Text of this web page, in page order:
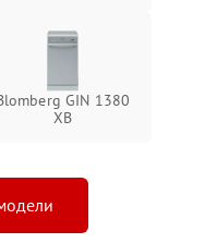
GIN 1380
XB